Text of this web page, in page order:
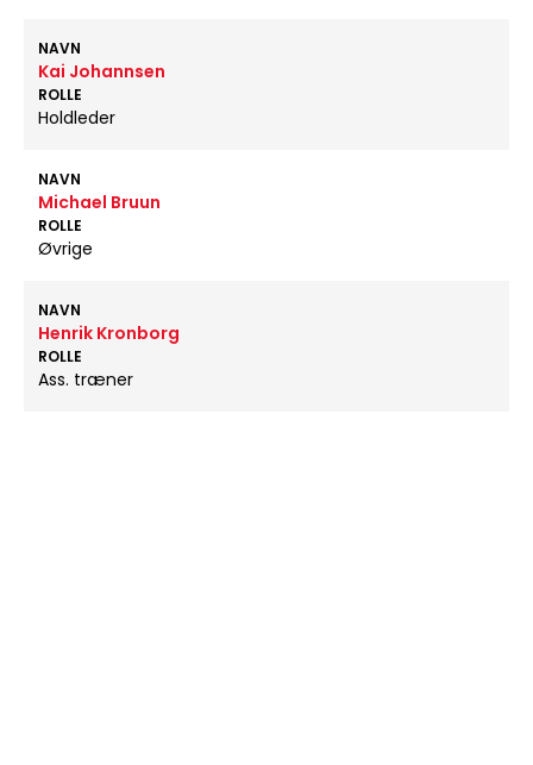
NAVN
Kai Johannsen
ROLLE
Holdleder
NAVN
Michael Bruun
ROLLE
Øvrige
NAVN
Henrik Kronborg
ROLLE
Ass. træner